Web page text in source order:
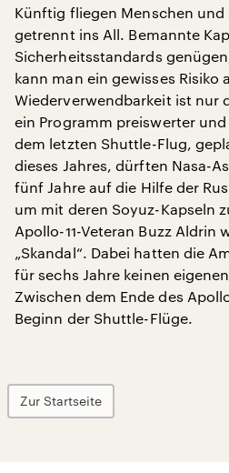
Künftig fliegen Menschen und
getrennt ins All. Bemannte
Sicherheitsstandards
kann man ein gewisses Risiko
Wiederverwendbarkeit ist nur
ein Programm preiswerter
dem letzten Shuttle-Flug,
dieses Jahres, dürften Nasa-
fünf Jahre auf die Hilfe der
um mit deren Soyuz-Kapseln
Apollo-11-Veteran Buzz Aldrin
„Skandal“. Dabei hatten die
für sechs Jahre keinen
Zwischen dem Ende des
Beginn der Shuttle-Flüge.
Zur Startseite